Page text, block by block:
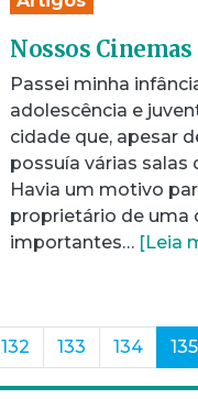
Nossos Cinemas
Passei minha
adolescência e
cidade que, apesar
possuía várias salas
Havia um motivo
proprietário de uma
importantes… [Leia
132 133 134 135